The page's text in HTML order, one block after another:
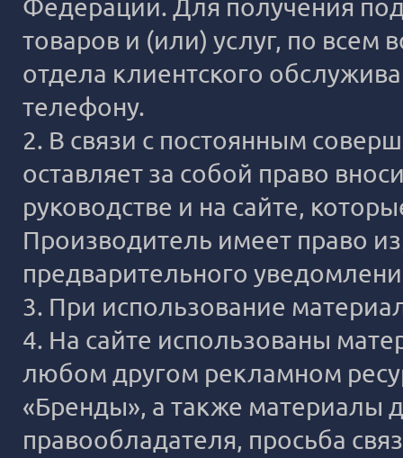
Федерации. Для получения
товаров и (или) услуг, по
отдела клиентского
телефону.
2. В связи с постоянным
оставляет за собой право
руководстве и на сайте,
Производитель имеет право
предварительного
3. При использование
4. На сайте использованы
любом другом рекламном
«Бренды», а также материалы
правообладателя, просьба